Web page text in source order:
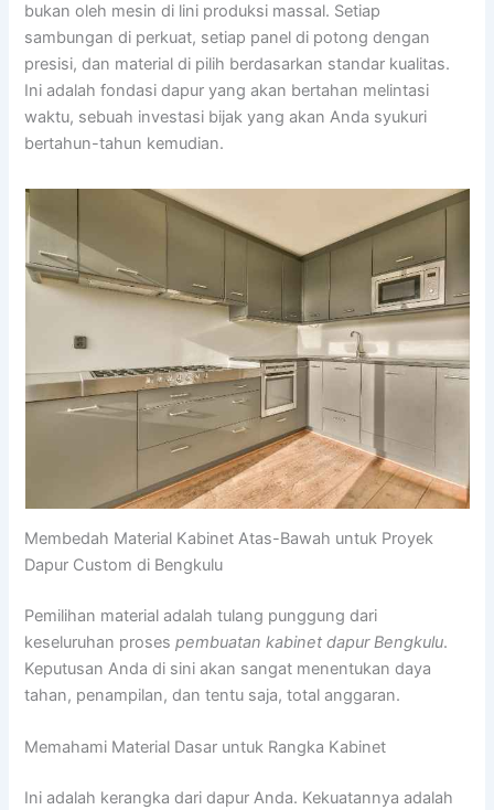
bukan oleh mesin di lini produksi massal. Setiap
sambungan di perkuat, setiap panel di potong dengan
presisi, dan material di pilih berdasarkan standar kualitas.
Ini adalah fondasi dapur yang akan bertahan melintasi
waktu, sebuah investasi bijak yang akan Anda syukuri
bertahun-tahun kemudian.
Membedah Material Kabinet Atas-Bawah untuk Proyek
Dapur Custom di Bengkulu
Pemilihan material adalah tulang punggung dari
keseluruhan prosespembuatan kabinet dapur Bengkulu.
Keputusan Anda di sini akan sangat menentukan daya
tahan, penampilan, dan tentu saja, total anggaran.
Memahami Material Dasar untuk Rangka Kabinet
Ini adalah kerangka dari dapur Anda. Kekuatannya adalah